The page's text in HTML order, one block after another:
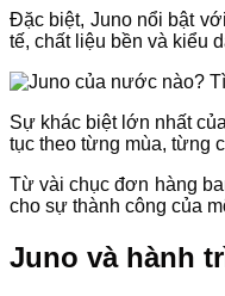
Đặc biệt, Juno nổi bật
tế, chất liệu bền và kiểu
Sự khác biệt lớn nhất
tục theo từng mùa, từng
Từ vài chục đơn hàng
cho sự thành công của
Juno và hành